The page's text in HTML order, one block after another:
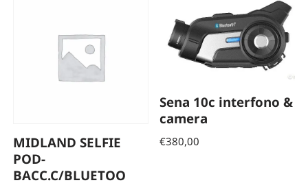
MIDLAND SELFIE
POD-
BACC.C/BLUETOO
Sena 10c interfono &
camera
€380,00